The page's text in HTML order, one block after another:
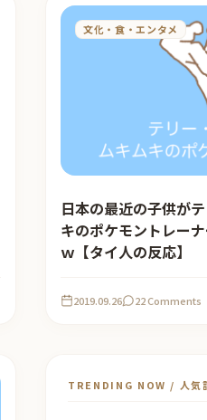
文化・食・エンタメ
日本の最近の子供が
キのポケモントレー
ｗ【タイ人の反応】
2019.09.26 22 Comments
TRENDING NOW / 人気